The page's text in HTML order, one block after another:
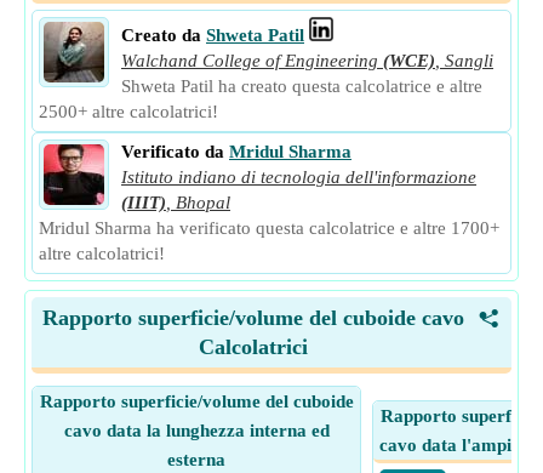
Creato da Shweta Patil
Walchand College of Engineering (WCE) Sangli
Shweta Patil ha creato questa calcolatrice e altre
2500+ altre calcolatrici!
Verificato da Mridul Sharma
Istituto indiano di tecnologia dell'informazione
(IIIT)
Bhopal
Mridul Sharma ha verificato questa calcolatrice e altre 1700+
altre calcolatrici!
<
Rapporto superficie/volume del cuboide cavo
Calcolatrici
Rapporto superficie/volume del cuboide
cavo data la lunghezza interna ed
esterna
Rapporto
cavo data